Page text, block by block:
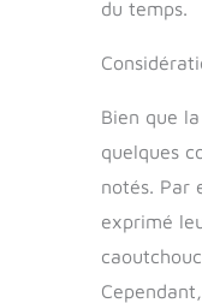
du temps.
Bien que
quelques
notés. Par
exprimé